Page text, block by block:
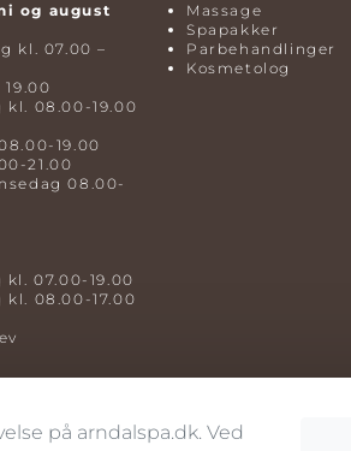
og august
kl. 07.00 –
kl. 08.00-19.00
19.00
21.00
08.00-
07.00-19.00
kl. 08.00-17.00
Massage
Spapakker
Parbehandlinger
Kosmetolog
på arndalspa.dk. Ved